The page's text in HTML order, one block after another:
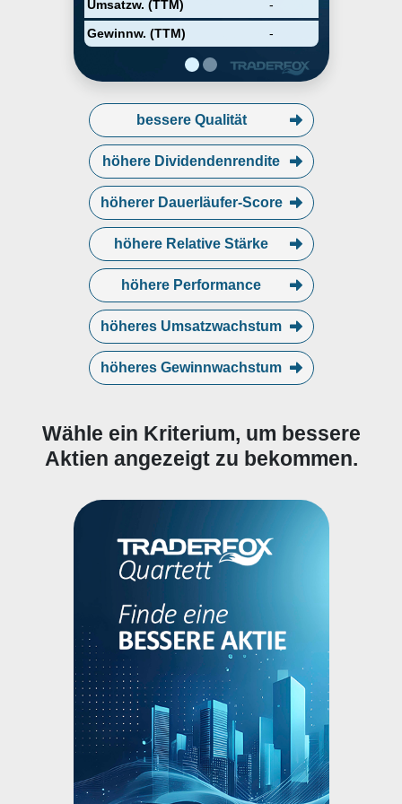
Umsatzw. (TTM)
-
Gewinnw. (TTM)
-
bessere Qualität
höhere Dividendenrendite
höherer Dauerläufer-Score
höhere Relative Stärke
höhere Performance
höheres Umsatzwachstum
höheres Gewinnwachstum
Wähle ein Kriterium, um bessere
Aktien angezeigt zu bekommen.